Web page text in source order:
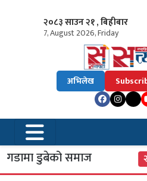
२०८३ साउन २१ , बिहीबार
7, August 2026, Friday
अभिलेख
डुबेको समाज